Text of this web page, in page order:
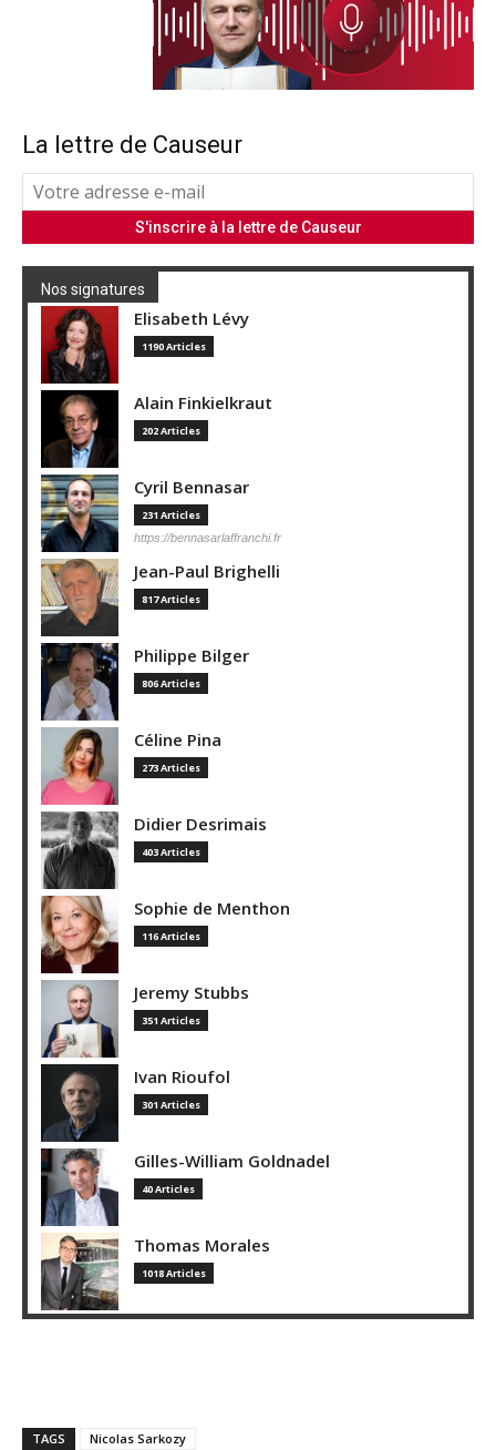
La lettre de Causeur
Nos signatures
Elisabeth Lévy
1190 Articles
Alain Finkielkraut
202 Articles
Cyril Bennasar
231 Articles
https://bennasarlaffranchi.fr
Jean-Paul Brighelli
817 Articles
Philippe Bilger
806 Articles
Céline Pina
273 Articles
Didier Desrimais
403 Articles
Sophie de Menthon
116 Articles
Jeremy Stubbs
351 Articles
Ivan Rioufol
301 Articles
Gilles-William Goldnadel
40 Articles
Thomas Morales
1018 Articles
TAGS Nicolas Sarkozy